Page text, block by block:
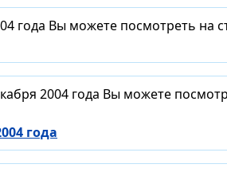
года Вы можете посмотреть на
2004 года Вы можете
года